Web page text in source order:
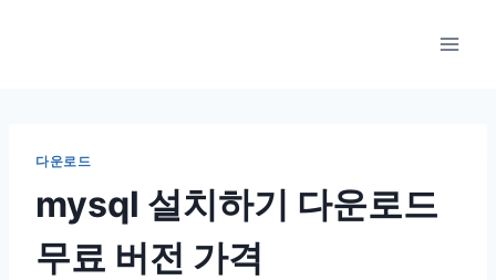
다운로드
mysql 설치하기 다운로드
무료 버전 가격